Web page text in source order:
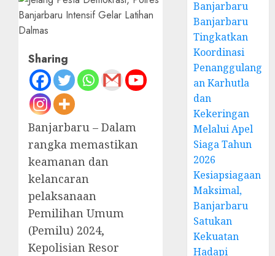
Sharing
Banjarbaru – Dalam
rangka memastikan
keamanan dan
kelancaran
pelaksanaan
Pemilihan Umum
(Pemilu) 2024,
Kepolisian Resor
Banjarbaru
Banjarbaru
Tingkatkan
Koordinasi
Penanggulang
an Karhutla
dan
Kekeringan
Melalui Apel
Siaga Tahun
2026
Kesiapsiagaan
Maksimal,
Banjarbaru
Satukan
Kekuatan
Hadapi